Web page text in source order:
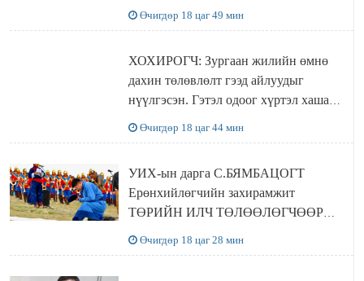
Өчигдөр 18 цаг 49 мин
ХОХИРОГЧ: Зургаан жилийн өмнө
дахин төлөвлөлт гээд айлуудыг
нүүлгэсэн. Гэтэл одоог хүртэл хашаа
Өчигдөр 18 цаг 44 мин
УИХ-ын дарга С.БЯМБАЦОГТ
Ерөнхийлөгчийн захирамжит
ТӨРИЙН ИЛЧ ТӨЛӨӨЛӨГЧӨӨР
Өчигдөр 18 цаг 28 мин